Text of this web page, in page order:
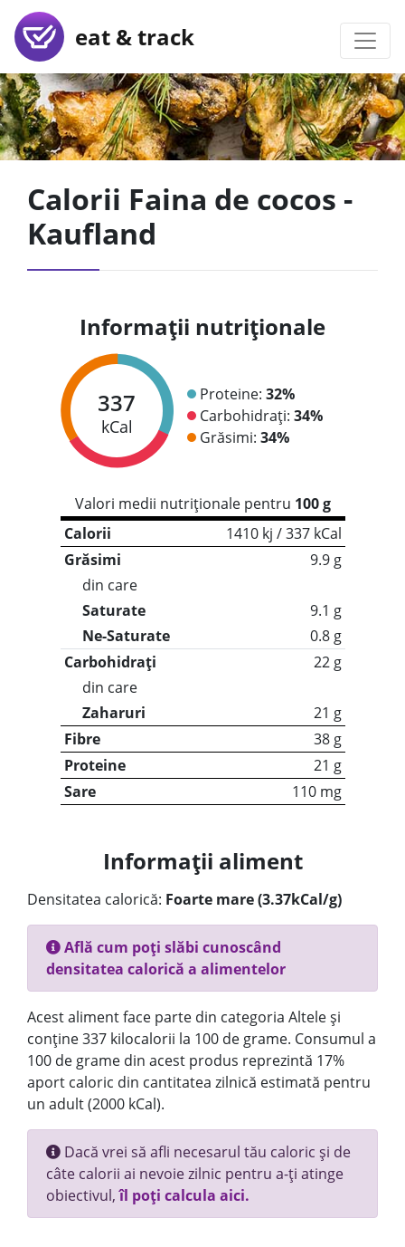
eat & track
Calorii Faina de cocos -
Kaufland
Informații nutriționale
337
kCal
Proteine: 32%
Carbohidrați: 34%
Grăsimi: 34%
Valori medii nutriționale pentru 100 g
Calorii
1410 kj / 337 kCal
Grăsimi
9.9 g
din care
Saturate
9.1 g
Ne-Saturate
0.8 g
Carbohidrați
22 g
din care
Zaharuri
21 g
Fibre
38 g
Proteine
21 g
Sare
110 mg
Informații aliment
Densitatea calorică: Foarte mare (3.37kCal/g)
Află cum poți slăbi cunoscând
densitatea calorică a alimentelor
Acest aliment face parte din categoria Altele și
conține 337 kilocalorii la 100 de grame. Consumul a
100 de grame din acest produs reprezintă 17%
aport caloric din cantitatea zilnică estimată pentru
un adult (2000 kCal).
Dacă vrei să afli necesarul tău caloric și de
câte calorii ai nevoie zilnic pentru a-ți atinge
obiectivul,îl poți calcula aici.